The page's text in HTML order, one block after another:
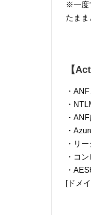
※一度
たまま
【
・
・
・
・
・リ
・コ
・
[ドメ